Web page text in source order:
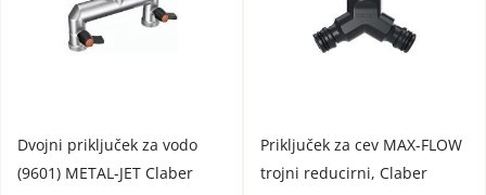
Dvojni priključek za vodo
(9601) METAL-JET Claber
Priključek za cev MAX-FLOW
trojni reducirni, Claber